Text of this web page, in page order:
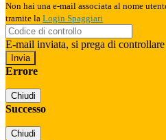
Non hai una e-mail associata al nome
tramite la Login Spaggiari
E-mail inviata, si prega di
Errore
Chiudi
Successo
Chiudi